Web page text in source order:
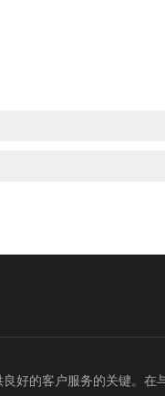
好的客户服务的关键。在